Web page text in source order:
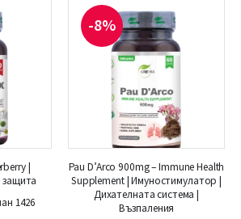
|
защита
1426
-8%
Pau D’Arco 900mg – Immune Health
Supplement | Имуностимулатор |
Дихателната система |
Възпаления